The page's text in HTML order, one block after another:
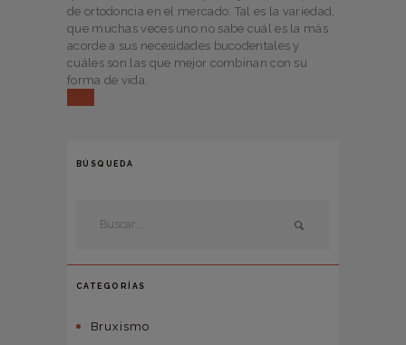
de ortodoncia en el mercado. Tal es la variedad,
que muchas veces uno no sabe cuál es la más
acorde a sus necesidades bucodentales y
cuáles son las que mejor combinan con su
forma de vida.
BÚSQUEDA
CATEGORÍAS
Bruxismo